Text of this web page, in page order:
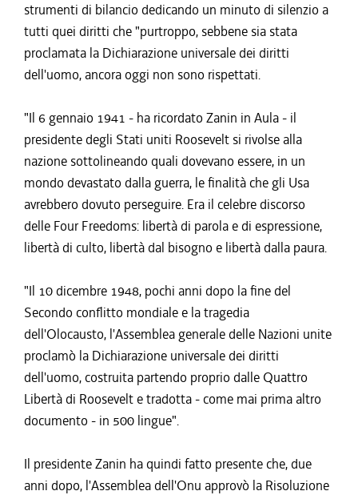
strumenti di bilancio dedicando un minuto di silenzio a
tutti quei diritti che "purtroppo, sebbene sia stata
proclamata la Dichiarazione universale dei diritti
dell'uomo, ancora oggi non sono rispettati.
"Il 6 gennaio 1941 - ha ricordato Zanin in Aula - il
presidente degli Stati uniti Roosevelt si rivolse alla
nazione sottolineando quali dovevano essere, in un
mondo devastato dalla guerra, le finalità che gli Usa
avrebbero dovuto perseguire. Era il celebre discorso
delle Four Freedoms: libertà di parola e di espressione,
libertà di culto, libertà dal bisogno e libertà dalla paura.
"Il 10 dicembre 1948, pochi anni dopo la fine del
Secondo conflitto mondiale e la tragedia
dell'Olocausto, l'Assemblea generale delle Nazioni unite
proclamò la Dichiarazione universale dei diritti
dell'uomo, costruita partendo proprio dalle Quattro
Libertà di Roosevelt e tradotta - come mai prima altro
documento - in 500 lingue".
Il presidente Zanin ha quindi fatto presente che, due
anni dopo, l'Assemblea dell'Onu approvò la Risoluzione